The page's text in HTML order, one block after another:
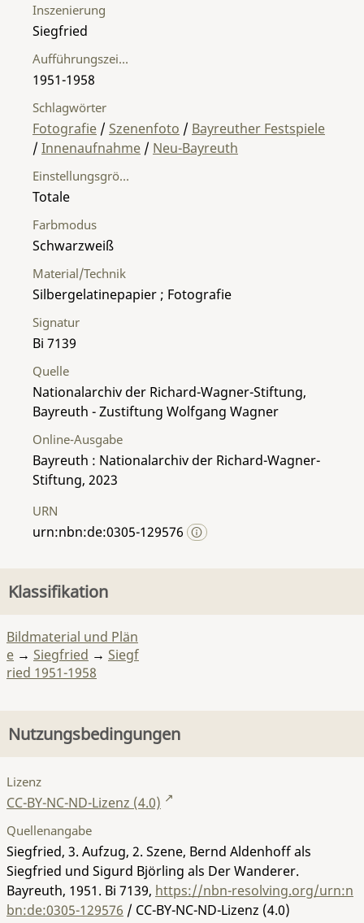
Material/Technik
Silbergelatinepapier ; Fotografie
Einstellungsgröße
Totale
Farbmodus
Schwarzweiß
Inszenierung
Siegfried
Aufführungszeitraum
1951-1958
Signatur
Bi 7139
Quelle
Nationalarchiv der Richard-Wagner-Stiftung,
Bayreuth - Zustiftung Wolfgang Wagner
Schlagwörter
Fotografie / Szenenfoto / Bayreuther Festspiele
/ Innenaufnahme / Neu-Bayreuth
Online-Ausgabe
Bayreuth : Nationalarchiv der Richard-Wagner-
Stiftung, 2023
URN
urn:nbn:de:0305-129576
Klassifikation
Bildmaterial und Plän
e → Siegfried → Siegf
ried 1951-1958
Nutzungsbedingungen
Lizenz
CC-BY-NC-ND-Lizenz (4.0)
Quellenangabe
Siegfried, 3. Aufzug, 2. Szene, Bernd Aldenhoff als
Siegfried und Sigurd Björling als Der Wanderer.
Bayreuth, 1951. Bi 7139, https://nbn-resolving.org/urn:n
bn:de:0305-129576 / CC-BY-NC-ND-Lizenz (4.0)